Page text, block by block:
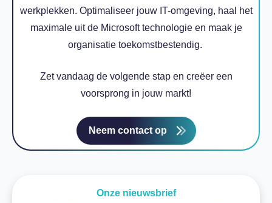
werkplekken. Optimaliseer jouw IT-omgeving, haal het
maximale uit de Microsoft technologie en maak je
organisatie toekomstbestendig.
Zet vandaag de volgende stap en creëer een
voorsprong in jouw markt!
Neem contact op
Onze nieuwsbrief